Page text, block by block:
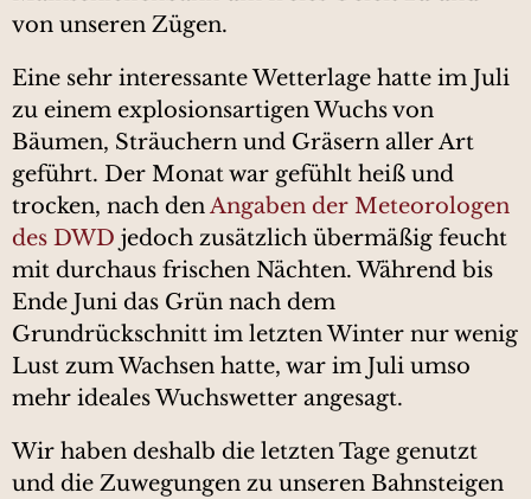
von unseren Zügen.
Eine sehr interessante Wetterlage hatte im Juli
zu einem explosionsartigen Wuchs von
Bäumen, Sträuchern und Gräsern aller Art
geführt. Der Monat war gefühlt heiß und
trocken, nach denAngaben der Meteorologen
des DWD jedoch zusätzlich übermäßig feucht
mit durchaus frischen Nächten. Während bis
Ende Juni das Grün nach dem
Grundrückschnitt im letzten Winter nur wenig
Lust zum Wachsen hatte, war im Juli umso
mehr ideales Wuchswetter angesagt.
Wir haben deshalb die letzten Tage genutzt
und die Zuwegungen zu unseren Bahnsteigen